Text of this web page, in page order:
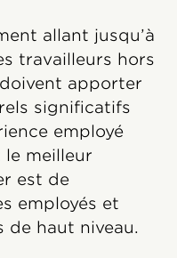
allant jusqu’à
travailleurs hors
apporter
significatifs
employé
meilleur
est de
employés et
de haut niveau.